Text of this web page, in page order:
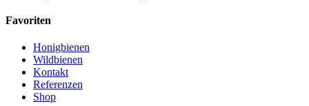
Favoriten
Honigbienen
Wildbienen
Kontakt
Referenzen
Shop